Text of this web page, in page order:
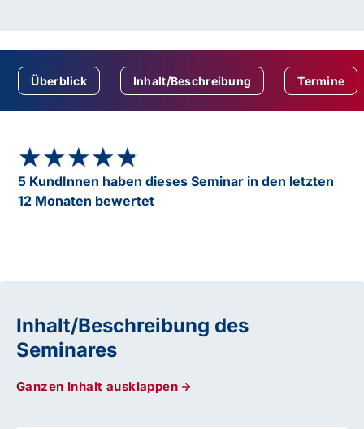
Überblick Inhalt/Beschreibung Termine
★★★★★
★★★★★
5 KundInnen haben dieses Seminar in den letzten
12 Monaten bewertet
Inhalt/Beschreibung des
Seminares
Ganzen Inhalt ausklappen